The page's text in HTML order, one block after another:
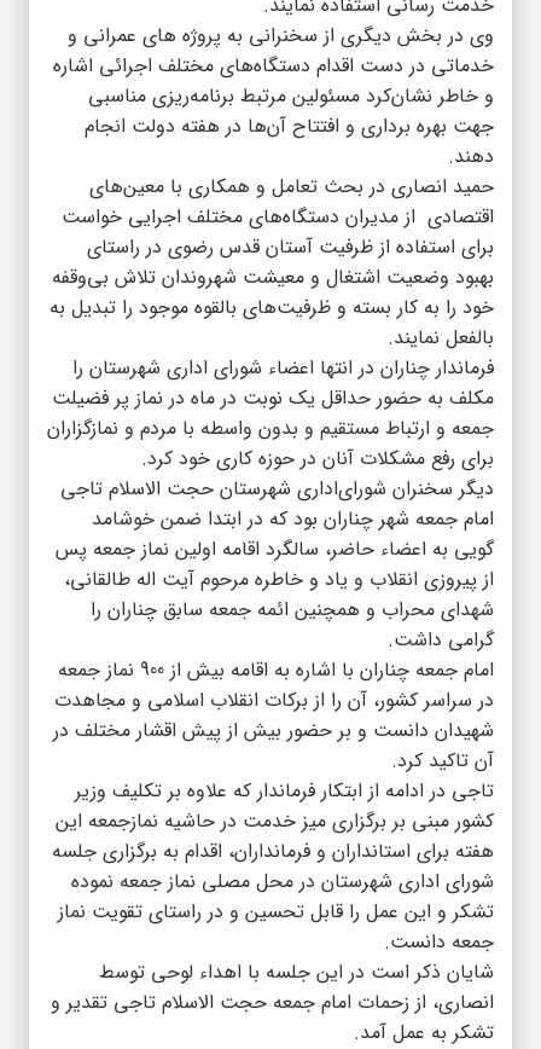
وی در بخش دیگری از سخنرانی به پروژه های عمرانی و
خدماتی در دست اقدام دستگاه‌های مختلف اجرائی اشاره
و خاطر نشان‌کرد مسئولین مرتبط برنامه‌ریزی مناسبی
جهت بهره برداری و افتتاح آن‌ها در هفته دولت انجام
دهند.
حمید انصاری در بحث تعامل و همکاری با معین‌های
اقتصادی از مدیران دستگاه‌های مختلف اجرایی خواست
برای استفاده از ظرفیت آستان قدس رضوی در راستای
بهبود وضعیت اشتغال و معیشت شهروندان تلاش بی‌وقفه
خود را به کار بسته و ظرفیت‌های بالقوه موجود را تبدیل به
بالفعل نمایند.
فرماندار چناران در انتها اعضاء شورای اداری شهرستان را
مکلف به حضور حداقل یک نوبت در ماه در نماز پر فضیلت
جمعه و ارتباط مستقیم و بدون واسطه با مردم و نمازگزاران
برای رفع مشکلات آنان در حوزه کاری خود کرد.
دیگر سخنران شورای‌اداری شهرستان حجت الاسلام تاجی
امام جمعه شهر چناران بود که در ابتدا ضمن خوشامد
گویی به اعضاء حاضر، سالگرد اقامه اولین نماز جمعه پس
از پیروزی انقلاب و یاد و خاطره مرحوم آیت اله طالقانی،
شهدای محراب و همچنین ائمه جمعه سابق چناران را
گرامی داشت.
امام جمعه چناران با اشاره به اقامه بیش از 900 نماز جمعه
در سراسر کشور، آن را از برکات انقلاب اسلامی و مجاهدت
شهیدان دانست و بر حضور بیش از پیش اقشار مختلف در
آن تاکید کرد.
تاجی در ادامه از ابتکار فرماندار که علاوه بر تکلیف وزیر
کشور مبنی بر برگزاری میز خدمت در حاشیه نمازجمعه این
هفته برای استانداران و فرمانداران، اقدام به برگزاری جلسه
شورای اداری شهرستان در محل مصلی نماز جمعه نموده
تشکر و این عمل را قابل تحسین و در راستای تقویت نماز
جمعه دانست.
شایان ذکر است در این جلسه با اهداء لوحی توسط
انصاری، از زحمات امام جمعه حجت الاسلام تاجی تقدیر و
تشکر به عمل آمد.